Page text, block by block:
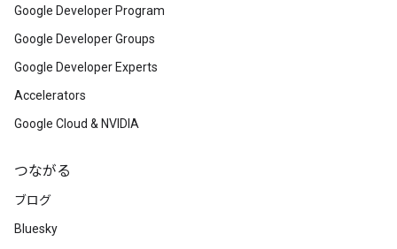
Google Developer Program
Google Developer Groups
Google Developer Experts
Accelerators
Google Cloud & NVIDIA
つながる
ブログ
Bluesky